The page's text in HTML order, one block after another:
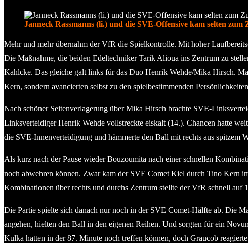
Janneck Rassmanns (li.) und die SVE-Offensive kam selten
Mehr und mehr übernahm der VfR die Spielkontrolle. Mit hoher
Die Maßnahme, die beiden Edeltechniker Tarik Alioua ins Zentrum zu
Kahlcke. Das gleiche galt links für das Duo Henrik Wehde/Mika Hirsch.
Kern, sondern avancierten selbst zu den spielbestimmenden
Nach schöner Seitenverlagerung über Mika Hirsch brachte SVE-
Linksverteidiger Henrik Wehde vollstreckte eiskalt (14.). Chancen hatte
die SVE-Innenverteidigung und hämmerte den Ball mit rechts aus spitzem
Als kurz nach der Pause wieder Bouzoumita nach einer schnellen
noch abwehren können. Zwar kam der SVE Comet Kiel durch Tino Kern
Kombinationen über rechts und durchs Zentrum stellte der VfR schnell auf
Die Partie spielte sich danach nur noch in der SVE Comet-Hälfte ab. Die
angehen, hielten den Ball in den eigenen Reihen. Und sorgten für ein
Kulka hatten in der 87. Minute noch treffen können, doch Graucob